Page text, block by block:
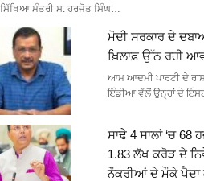
ਸਿੱਖਿਆ ਮੰਤਰੀ ਸ. ਹਰਜੋਤ ਸਿੰਘ…
ਮੋਦੀ ਸਰਕਾਰ ਦੇ
ਖ਼ਿਲਾਫ਼ ਉੱਠ ਰਹੀ
ਆਮ ਆਦਮੀ ਪਾਰਟੀ ਦੇ
ਇੰਡੀਆ ਵੱਲੋਂ ਉਨ੍ਹਾਂ ਦੇ
ਸਾਢੇ 4 ਸਾਲਾਂ ‘ਚ 68
1.83 ਲੱਖ ਕਰੋੜ ਦੇ
ਨੌਕਰੀਆਂ ਦੇ ਮੌਕੇ ਪੈਦਾ